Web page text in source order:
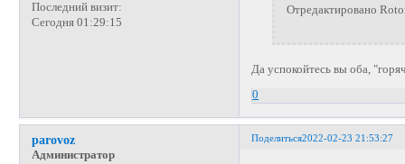
Последний визит:
Сегодня 01:29:15
Отредактировано
Да успокойтесь вы оба,
0
Поделиться2022-02-23 21:53:27
parovoz
Администратор